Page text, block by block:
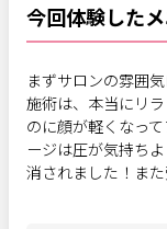
今回体験した
まずサロンの雰囲
施術は、本当にリ
のに顔が軽くなっ
ージは圧が気持ち
消されました！ま